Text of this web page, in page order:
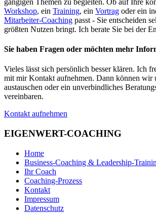
Workshop, ein Training, ein Vortrag oder ein
Mitarbeiter-Coaching passt - Sie entscheiden
größten Nutzen bringt. Ich berate Sie bei der
Sie haben Fragen oder möchten mehr
Vieles lässt sich persönlich besser klären. Ich
mit mir Kontakt aufnehmen. Dann können wir
austauschen oder ein unverbindliches
vereinbaren.
Kontakt aufnehmen
EIGENWERT-COACHING
Home
Business-Coaching & Leadership-
Ihr Coach
Coaching-Prozess
Kontakt
Impressum
Datenschutz